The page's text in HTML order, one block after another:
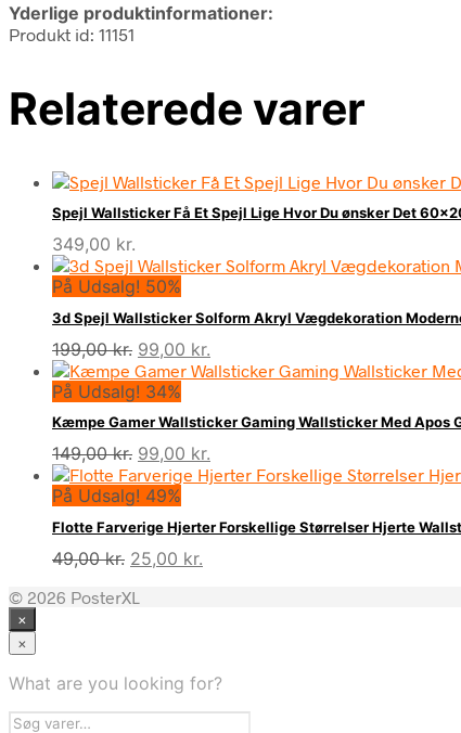
Yderlige produktinformationer:
Produkt id: 11151
Relaterede varer
Spejl Wallsticker Få Et Spejl Lige Hvor Du ønsker Det
349,00 kr.
På Udsalg! 50%
3d Spejl Wallsticker Solform Akryl Vægdekoration
199,00kr. Den
oprindelige
pris
var:
199,00 kr..
99,00 kr.
aktuelle
er:
99,00 kr..
På Udsalg! 34%
Kæmpe Gamer Wallsticker Gaming Wallsticker Med Apos
149,00kr. Den
oprindelige
pris
var:
149,00 kr..
99,00 kr.
aktuelle
er:
99,00 kr..
På Udsalg! 49%
Flotte Farverige Hjerter Forskellige Størrelser Hjerte
49,00kr. Den
pris
25,00 kr.
© 2026 PosterXL
×
×
What are you looking for?